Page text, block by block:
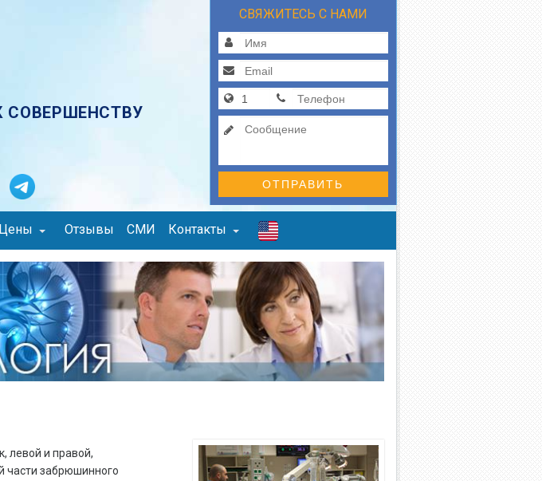
СОВЕРШЕНСТВУ
СВЯЖИТЕСЬ С НАМИ
ОТПРАВИТЬ
Цены Отзывы СМИ Контакты
левой и правой,
части забрюшинного